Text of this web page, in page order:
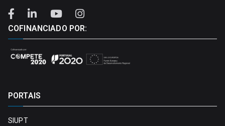
COFINANCIADO POR:
PORTAIS
SIUPT